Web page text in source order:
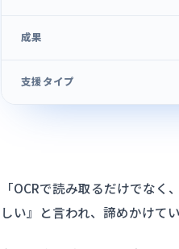
成果
支援タイプ
「OCRで読み取るだけでな
しい』と言われ、諦めかけて